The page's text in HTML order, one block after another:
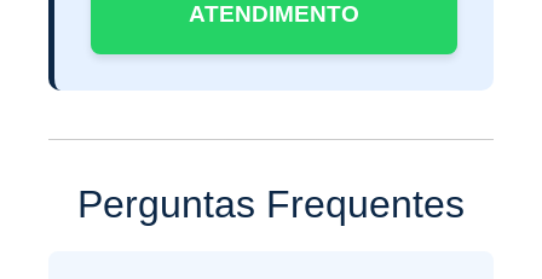
ATENDIMENTO
Perguntas Frequentes